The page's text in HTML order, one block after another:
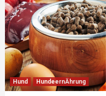
Hund HundeernÄhrung